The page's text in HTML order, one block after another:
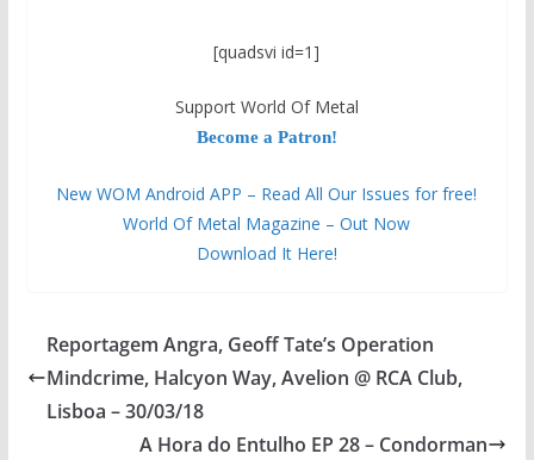
[quadsvi id=1]
Support World Of Metal
Become a Patron!
New WOM Android APP – Read All Our Issues for free!
World Of Metal Magazine – Out Now
Download It Here!
Reportagem Angra, Geoff Tate’s Operation
Mindcrime, Halcyon Way, Avelion @ RCA Club,
Lisboa – 30/03/18
A Hora do Entulho EP 28 – Condorman